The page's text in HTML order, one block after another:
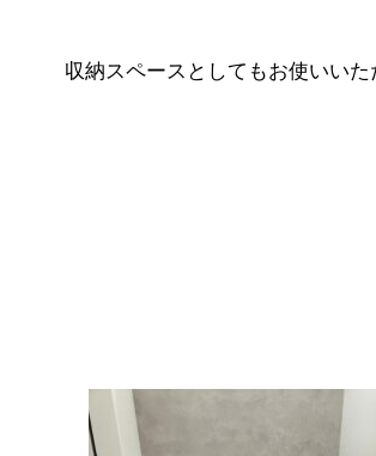
収納スペースとしてもお使いい